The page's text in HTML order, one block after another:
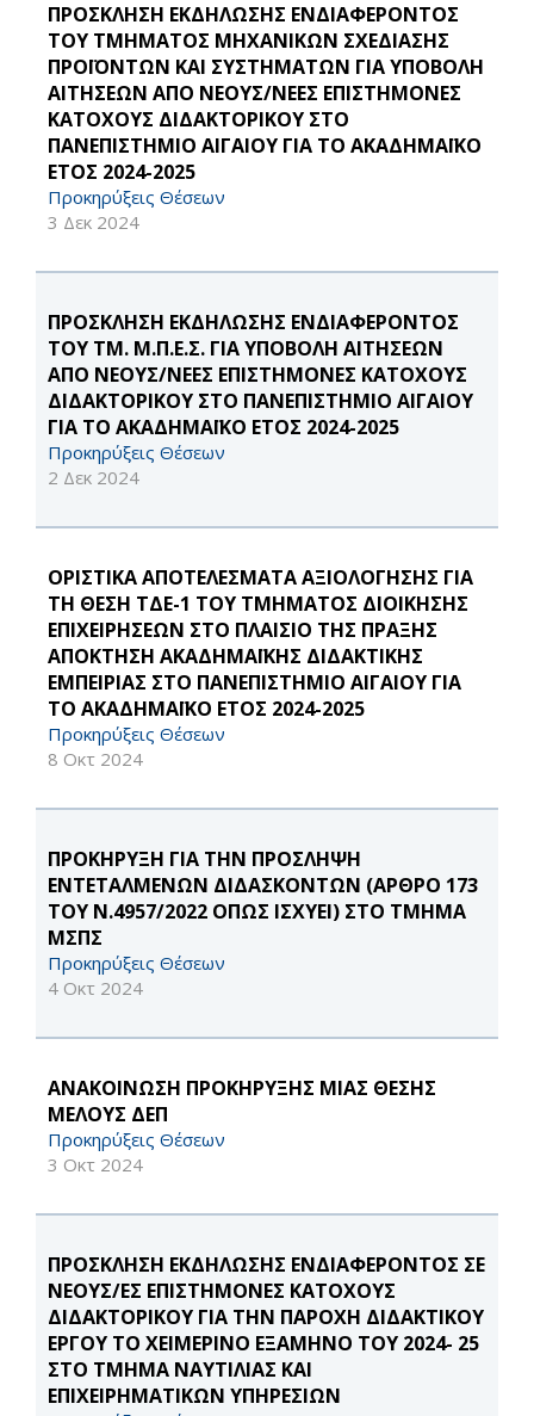
ΠΡΟΣΚΛΗΣΗ ΕΚΔΗΛΩΣΗΣ ΕΝΔΙΑΦΕΡΟΝΤΟΣ
ΤΟΥ ΤΜΗΜΑΤΟΣ ΜΗΧΑΝΙΚΩΝ ΣΧΕΔΙΑΣΗΣ
ΠΡΟΪΟΝΤΩΝ ΚΑΙ ΣΥΣΤΗΜΑΤΩΝ ΓΙΑ ΥΠΟΒΟΛΗ
ΑΙΤΗΣΕΩΝ ΑΠΟ ΝΕΟΥΣ/ΝΕΕΣ ΕΠΙΣΤΗΜΟΝΕΣ
ΚΑΤΟΧΟΥΣ ΔΙΔΑΚΤΟΡΙΚΟΥ ΣΤΟ
ΠΑΝΕΠΙΣΤΗΜΙΟ ΑΙΓΑΙΟΥ ΓΙΑ ΤΟ ΑΚΑΔΗΜΑΪΚΟ
ΕΤΟΣ 2024-2025
Προκηρύξεις Θέσεων
3 Δεκ 2024
ΠΡΟΣΚΛΗΣΗ ΕΚΔΗΛΩΣΗΣ ΕΝΔΙΑΦΕΡΟΝΤΟΣ
ΤΟΥ ΤΜ. Μ.Π.Ε.Σ. ΓΙΑ ΥΠΟΒΟΛΗ ΑΙΤΗΣΕΩΝ
ΑΠΟ ΝΕΟΥΣ/ΝΕΕΣ ΕΠΙΣΤΗΜΟΝΕΣ ΚΑΤΟΧΟΥΣ
ΔΙΔΑΚΤΟΡΙΚΟΥ ΣΤΟ ΠΑΝΕΠΙΣΤΗΜΙΟ ΑΙΓΑΙΟΥ
ΓΙΑ ΤΟ ΑΚΑΔΗΜΑΪΚΟ ΕΤΟΣ 2024-2025
Προκηρύξεις Θέσεων
2 Δεκ 2024
ΟΡΙΣΤΙΚΑ ΑΠΟΤΕΛΕΣΜΑΤΑ ΑΞΙΟΛΟΓΗΣΗΣ ΓΙΑ
ΤΗ ΘΕΣΗ ΤΔΕ-1 ΤΟΥ ΤΜΗΜΑΤΟΣ ΔΙΟΙΚΗΣΗΣ
ΕΠΙΧΕΙΡΗΣΕΩΝ ΣΤΟ ΠΛΑΙΣΙΟ ΤΗΣ ΠΡΑΞΗΣ
ΑΠΟΚΤΗΣΗ ΑΚΑΔΗΜΑΪΚΗΣ ΔΙΔΑΚΤΙΚΗΣ
ΕΜΠΕΙΡΙΑΣ ΣΤΟ ΠΑΝΕΠΙΣΤΗΜΙΟ ΑΙΓΑΙΟΥ ΓΙΑ
ΤΟ ΑΚΑΔΗΜΑΪΚΟ ΕΤΟΣ 2024-2025
Προκηρύξεις Θέσεων
8 Οκτ 2024
ΠΡΟΚΗΡΥΞΗ ΓΙΑ ΤΗΝ ΠΡΟΣΛΗΨΗ
ΕΝΤΕΤΑΛΜΕΝΩΝ ΔΙΔΑΣΚΟΝΤΩΝ (ΑΡΘΡΟ 173
ΤΟΥ Ν.4957/2022 ΟΠΩΣ ΙΣΧΥΕΙ) ΣΤΟ ΤΜΗΜΑ
ΜΣΠΣ
Προκηρύξεις Θέσεων
4 Οκτ 2024
ΑΝΑΚΟΙΝΩΣΗ ΠΡΟΚΗΡΥΞΗΣ ΜΙΑΣ ΘΕΣΗΣ
ΜΕΛΟΥΣ ΔΕΠ
Προκηρύξεις Θέσεων
3 Οκτ 2024
ΠΡΟΣΚΛΗΣΗ ΕΚΔΗΛΩΣΗΣ ΕΝΔΙΑΦΕΡΟΝΤΟΣ ΣΕ
ΝΕΟΥΣ/ΕΣ ΕΠΙΣΤΗΜΟΝΕΣ ΚΑΤΟΧΟΥΣ
ΔΙΔΑΚΤΟΡΙΚΟΥ ΓΙΑ ΤΗΝ ΠΑΡΟΧΗ ΔΙΔΑΚΤΙΚΟΥ
ΕΡΓΟΥ ΤΟ ΧΕΙΜΕΡΙΝΟ ΕΞΑΜΗΝΟ ΤΟΥ 2024- 25
ΣΤΟ ΤΜΗΜΑ ΝΑΥΤΙΛΙΑΣ ΚΑΙ
ΕΠΙΧΕΙΡΗΜΑΤΙΚΩΝ ΥΠΗΡΕΣΙΩΝ